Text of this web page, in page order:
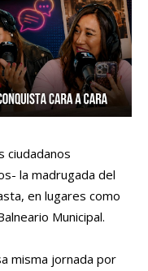
ciudadanos
la madrugada del
en lugares como
Municipal.
misma jornada por